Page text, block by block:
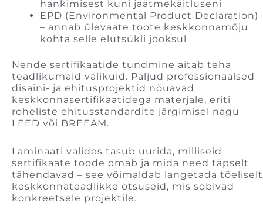
hankimisest kuni jäätmekäitluseni
EPD (Environmental Product Declaration)
– annab ülevaate toote keskkonnamõju
kohta selle elutsükli jooksul
Nende sertifikaatide tundmine aitab teha
teadlikumaid valikuid. Paljud professionaalsed
disaini- ja ehitusprojektid nõuavad
keskkonnasertifikaatidega materjale, eriti
roheliste ehitusstandardite järgimisel nagu
LEED või BREEAM.
Laminaati valides tasub uurida, milliseid
sertifikaate toode omab ja mida need täpselt
tähendavad – see võimaldab langetada tõeliselt
keskkonnateadlikke otsuseid, mis sobivad
konkreetsele projektile.